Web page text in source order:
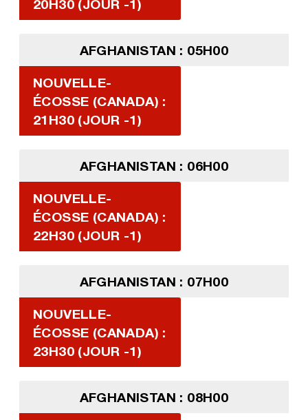
20H30 (JOUR -1)
AFGHANISTAN : 05H00
NOUVELLE-
ÉCOSSE (CANADA) :
21H30 (JOUR -1)
AFGHANISTAN : 06H00
NOUVELLE-
ÉCOSSE (CANADA) :
22H30 (JOUR -1)
AFGHANISTAN : 07H00
NOUVELLE-
ÉCOSSE (CANADA) :
23H30 (JOUR -1)
AFGHANISTAN : 08H00